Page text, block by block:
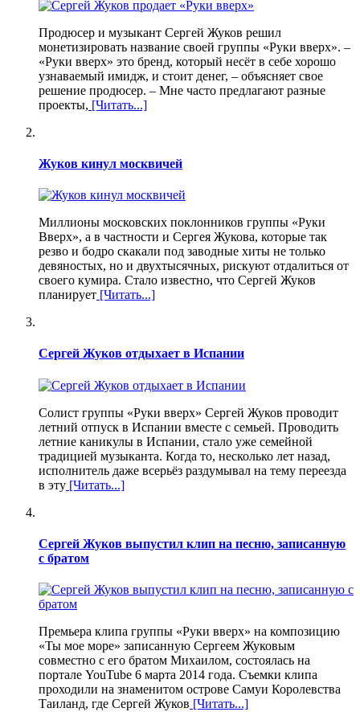
Продюсер и музыкант Сергей Жуков решил
монетизировать название своей группы «Руки вверх». –
«Руки вверх» это бренд, который несёт в себе хорошо
узнаваемый имидж, и стоит денег, – объясняет свое
решение продюсер. – Мне часто предлагают разные
проекты, [Читать...]
Жуков кинул москвичей
Миллионы московских поклонников группы «Руки
Вверх», а в частности и Сергея Жукова, которые так
резво и бодро скакали под заводные хиты не только
девяностых, но и двухтысячных, рискуют отдалиться от
своего кумира. Стало известно, что Сергей Жуков
планирует [Читать...]
Сергей Жуков отдыхает в Испании
Солист группы «Руки вверх» Сергей Жуков проводит
летний отпуск в Испании вместе с семьей. Проводить
летние каникулы в Испании, стало уже семейной
традицией музыканта. Когда то, несколько лет назад,
исполнитель даже всерьёз раздумывал на тему переезда
в эту [Читать...]
Сергей Жуков выпустил клип на песню, записанную
с братом
Премьера клипа группы «Руки вверх» на композицию
«Ты мое море» записанную Сергеем Жуковым
совместно с его братом Михаилом, состоялась на
портале YouTube 6 марта 2014 года. Съемки клипа
проходили на знаменитом острове Самуи Королевства
Таиланд, где Сергей Жуков [Читать...]